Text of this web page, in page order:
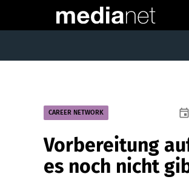
CAREER NETWORK event
Vorbereitung
es noch nicht